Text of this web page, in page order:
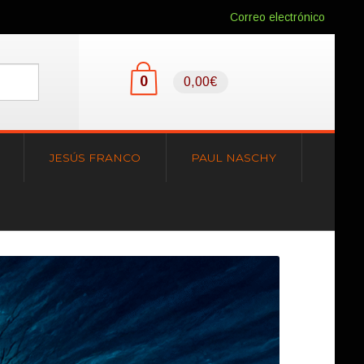
Correo electrónico
0 0,00€
JESÚS FRANCO PAUL NASCHY